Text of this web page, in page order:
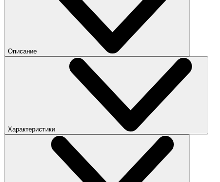
Описание
Характеристики